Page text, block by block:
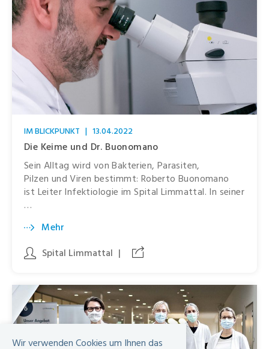
IM BLICKPUNKT | 13.04.2022
Die Keime und Dr. Buonomano
Sein Alltag wird von Bakterien, Parasiten,
Pilzen und Viren bestimmt: Roberto Buonomano
ist Leiter Infektiologie im Spital Limmattal. In seiner
…
Mehr
Spital Limmattal |
Wir verwenden Cookies um Ihnen das